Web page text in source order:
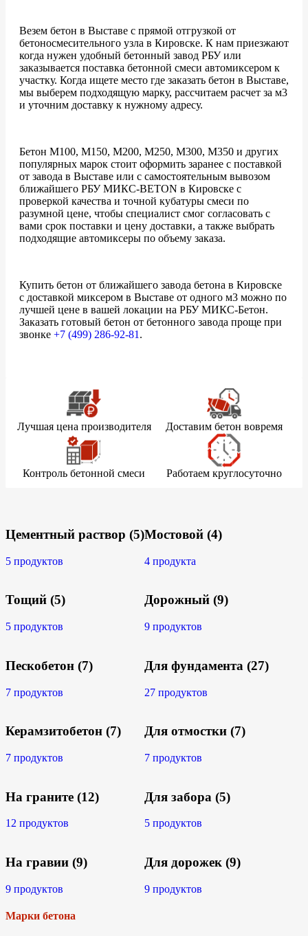
Везем бетон в Выставе с прямой отгрузкой от
бетоносмесительного узла в Кировске. К нам приезжают
когда нужен удобный бетонный завод РБУ или
заказывается поставка бетонной смеси автомиксером к
участку. Когда ищете место где заказать бетон в Выставе,
мы выберем подходящую марку, рассчитаем расчет за м3
и уточним доставку к нужному адресу.
Бетон М100, М150, М200, М250, М300, М350 и других
популярных марок стоит оформить заранее с поставкой
от завода в Выставе или с самостоятельным вывозом
ближайшего РБУ МИКС-BETON в Кировске с
проверкой качества и точной кубатуры смеси по
разумной цене, чтобы специалист смог согласовать с
вами срок поставки и цену доставки, а также выбрать
подходящие автомиксеры по объему заказа.
Купить бетон от ближайшего завода бетона в Кировске
с доставкой миксером в Выставе от одного м3 можно по
лучшей цене в вашей локации на РБУ МИКС-Бетон.
Заказать готовый бетон от бетонного завода проще при
звонке +7 (499) 286-92-81 .
Лучшая цена производителя Доставим бетон вовремя
Контроль бетонной смеси Работаем круглосуточно
Цементный раствор (5)
5 продуктов
Тощий (5)
5 продуктов
Пескобетон (7)
7 продуктов
Керамзитобетон (7)
7 продуктов
На граните (12)
12 продуктов
На гравии (9)
9 продуктов
Мостовой (4)
4 продукта
Дорожный (9)
9 продуктов
Для фундамента (27)
27 продуктов
Для отмостки (7)
7 продуктов
Для забора (5)
5 продуктов
Для дорожек (9)
9 продуктов
Марки бетона